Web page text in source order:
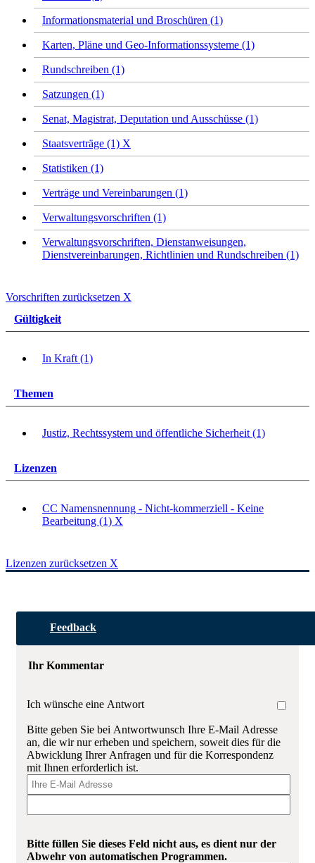
Informationsmaterial und Broschüren (1)
Karten, Pläne und Geo-Informationssysteme (1)
Rundschreiben (1)
Satzungen (1)
Senat, Magistrat, Deputation und Ausschüsse (1)
Staatsverträge (1) X
Statistiken (1)
Verträge und Vereinbarungen (1)
Verwaltungsvorschriften (1)
Verwaltungsvorschriften, Dienstanweisungen,
Dienstvereinbarungen, Richtlinien und Rundschreiben (1)
Vorschriften zurücksetzen X
Gültigkeit
In Kraft (1)
Themen
Justiz, Rechtssystem und öffentliche Sicherheit (1)
Lizenzen
CC Namensnennung - Nicht-kommerziell - Keine
Bearbeitung (1) X
Lizenzen zurücksetzen X
Feedback
Ihr Kommentar
Ich wünsche eine Antwort
Bitte geben Sie bei Antwortwunsch Ihre E-Mail Adresse
an, die wir nur erheben und speichern, soweit dies für die
Abwicklung Ihrer Anfragen und für die Korrespondenz
mit Ihnen erforderlich ist.
Bitte füllen Sie dieses Feld nicht aus, es dient nur der
Abwehr von automatischen Programmen.